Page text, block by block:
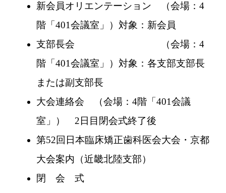
新会員オリエンテーション （会場：4
階「401会議室」）対象：新会員
支部長会 （会場：4
階「401会議室」）対象：各支部支部長
または副支部長
大会連絡会 （会場：4階「401会議
室」） 2日目閉会式終了後
第52回日本臨床矯正歯科医会大会・京都
大会案内（近畿北陸支部）
閉 会 式